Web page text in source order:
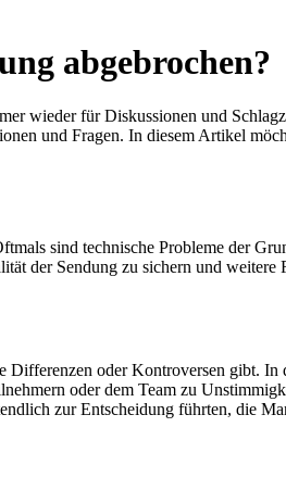
abgebrochen?
wieder für Diskussionen und
und Fragen. In diesem Artikel
sind technische Probleme der
der Sendung zu sichern und
oder Kontroversen gibt.
oder dem Team zu
zur Entscheidung führten, die